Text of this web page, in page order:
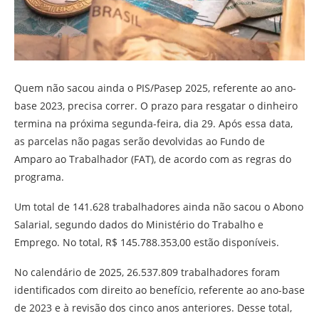
Quem não sacou ainda o PIS/Pasep 2025, referente ao ano-
base 2023, precisa correr. O prazo para resgatar o dinheiro
termina na próxima segunda-feira, dia 29. Após essa data,
as parcelas não pagas serão devolvidas ao Fundo de
Amparo ao Trabalhador (FAT), de acordo com as regras do
programa.
Um total de 141.628 trabalhadores ainda não sacou o Abono
Salarial, segundo dados do Ministério do Trabalho e
Emprego. No total, R$ 145.788.353,00 estão disponíveis.
No calendário de 2025, 26.537.809 trabalhadores foram
identificados com direito ao benefício, referente ao ano-base
de 2023 e à revisão dos cinco anos anteriores. Desse total,